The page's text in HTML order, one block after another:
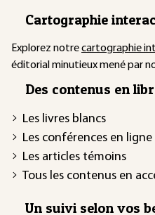
Cartographie
Explorez notrecartographie
éditorial minutieux mené par
Des contenus en
Les livres blancs
Les conférences en ligne
Les articles témoins
Tous les contenus en
Un suivi selon vos